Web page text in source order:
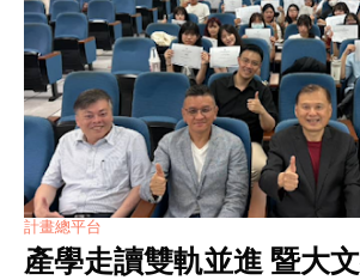
計畫總平台
產學走讀雙軌並進 暨大